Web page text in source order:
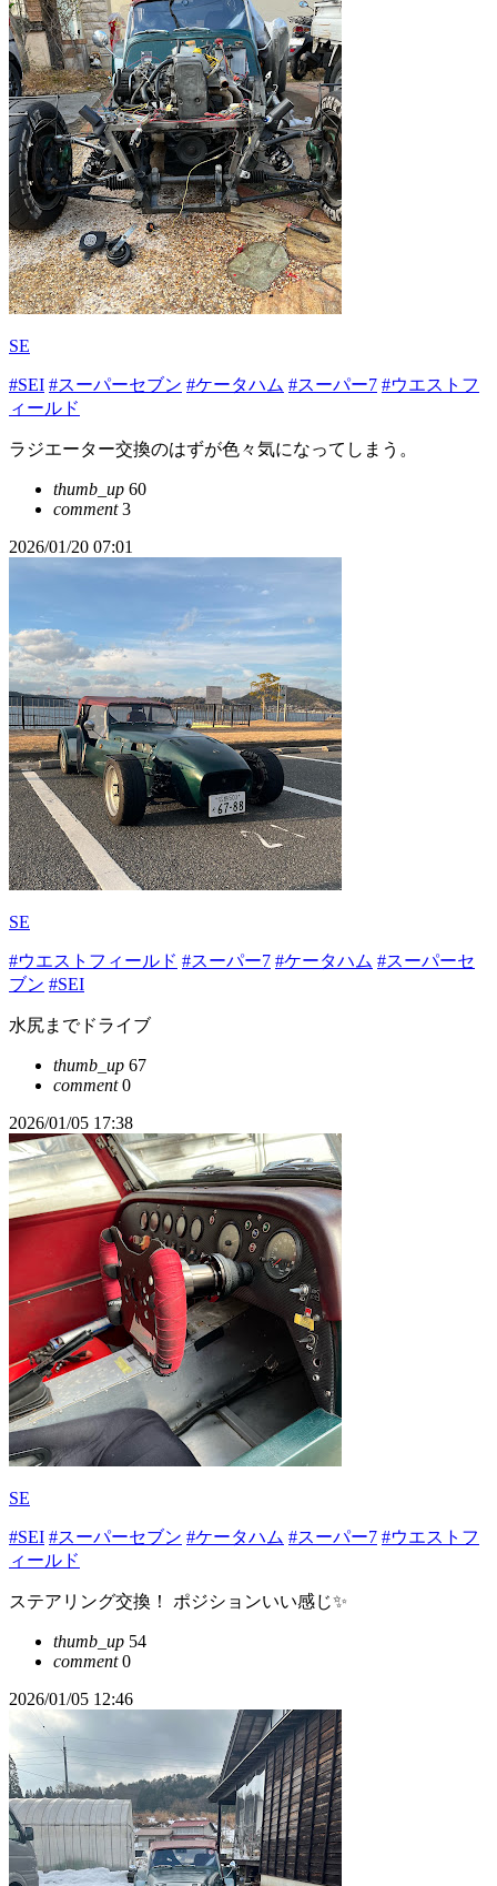
SE
#SEI #スーパーセブン #ケータハム #スーパー7 #ウエストフ
ィールド
ラジエーター交換のはずが色々気になってしまう。
thumb_up 60
comment3
2026/01/20 07:01
SE
#ウエストフィールド #スーパー7 #ケータハム #スーパーセ
ブン #SEI
水尻までドライブ
thumb_up 67
comment0
2026/01/05 17:38
SE
#SEI #スーパーセブン #ケータハム #スーパー7 #ウエストフ
ィールド
ステアリング交換！ ポジションいい感じ✨
thumb_up 54
comment0
2026/01/05 12:46